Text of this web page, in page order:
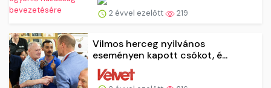
2 évvel ezelőtt 219
Vilmos herceg nyilvános
eseményen kapott csókot, é...